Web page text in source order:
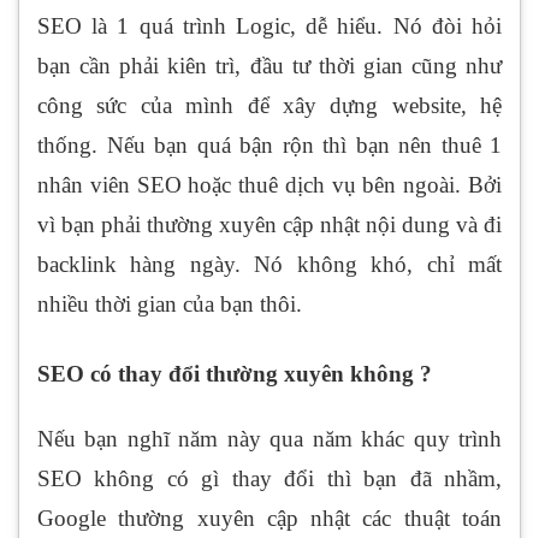
SEO là 1 quá trình Logic, dễ hiểu. Nó đòi hỏi
bạn cần phải kiên trì, đầu tư thời gian cũng như
công sức của mình để xây dựng website, hệ
thống. Nếu bạn quá bận rộn thì bạn nên thuê 1
nhân viên SEO hoặc thuê dịch vụ bên ngoài. Bởi
vì bạn phải thường xuyên cập nhật nội dung và đi
backlink hàng ngày. Nó không khó, chỉ mất
nhiều thời gian của bạn thôi.
SEO có thay đổi thường xuyên không ?
Nếu bạn nghĩ năm này qua năm khác quy trình
SEO không có gì thay đổi thì bạn đã nhầm,
Google thường xuyên cập nhật các thuật toán